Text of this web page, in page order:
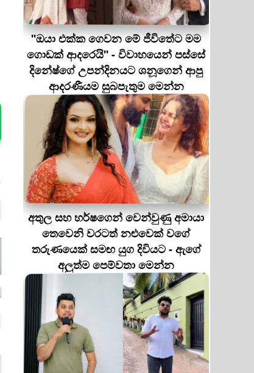
''ඔයා එක්ක ගෙවන මේ ජීවිතේට මම
ගොඩක් ආදරෙයි'' - විවාහයෙන් පස්සේ
දිනේෂ්ගේ උපන්දිනයට ශනූගෙන් ආපු
ආදරණීයම සුබපැතුම මෙන්න
අතුල සහ හර්ෂගෙන් වෙන්වුණු අමායා
තෙවෙනි වරටත් නළුවෙක් වගේ
තරුණයෙක් සමඟ යුග දිවියට - ඇගේ
අලුත්ම පෙම්වතා මෙන්න